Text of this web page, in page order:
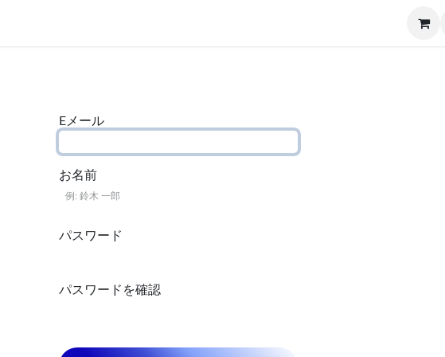
Eメール
お名前
パスワード
パスワードを確認